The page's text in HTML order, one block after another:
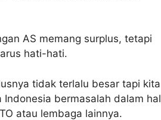
AS memang surplus, tetapi
hati-hati.
tidak terlalu besar tapi kita
bermasalah dalam hal
atau lembaga lainnya.